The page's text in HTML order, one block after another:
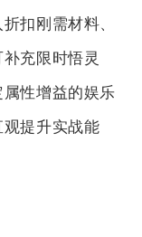
扣刚需材料、
充限时悟灵
性增益的娱乐
提升实战能